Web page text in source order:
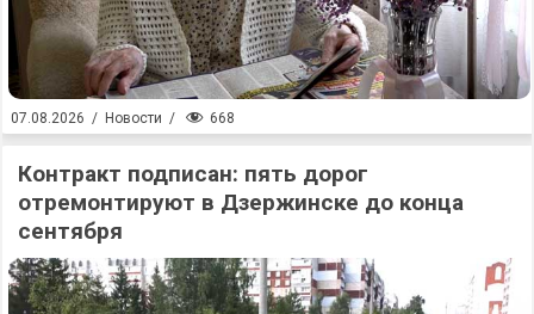
07.08.2026 / Новости / 668
Контракт подписан: пять дорог
отремонтируют в Дзержинске до конца
сентября